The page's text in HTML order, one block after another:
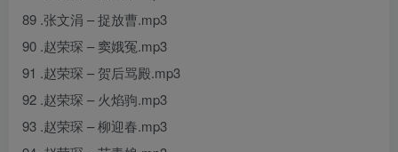
89 .张文涓 – 捉放曹.mp3
90 .赵荣琛 – 窦娥冤.mp3
91 .赵荣琛 – 贺后骂殿.mp3
92 .赵荣琛 – 火焰驹.mp3
93 .赵荣琛 – 柳迎春.mp3